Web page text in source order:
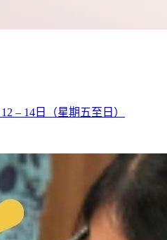
– 14日（星期五至日）